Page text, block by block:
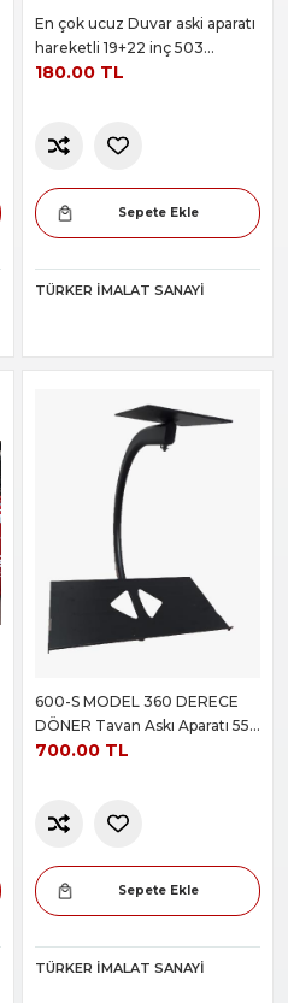
En çok ucuz Duvar aski aparatı
hareketli 19+22 inç 503
MODELİ
180.00 TL
Sepete Ekle
TÜRKER İMALAT SANAYI
600-S MODEL 360 DERECE
DÖNER Tavan Askı Aparatı 55-
61 Ekran Tavan
700.00 TL
Sepete Ekle
TÜRKER İMALAT SANAYI